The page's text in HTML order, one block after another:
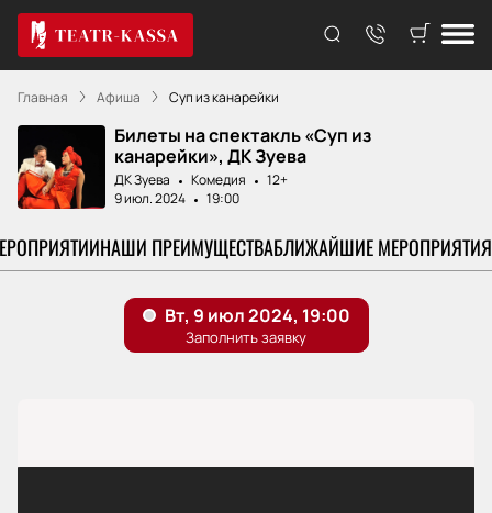
Главная Афиша Суп из канарейки
Билеты на спектакль «Суп из
канарейки», ДК Зуева
ДК Зуева Комедия
12+
9 июл. 2024
19:00
НАШИ ПРЕИМУЩЕСТВАБЛИЖАЙШИЕ МЕРОПРИЯТИЯ